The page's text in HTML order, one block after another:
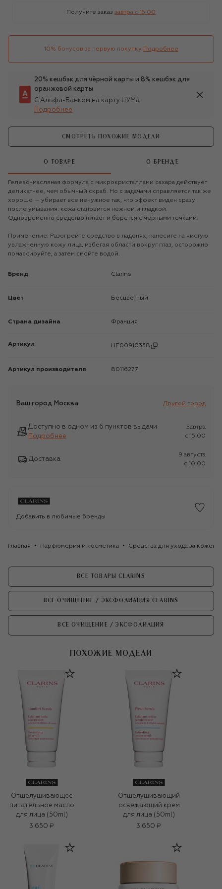
Получите заказ завтра c 15:00
10% бонусов за первую покупку Подробнее
20% кешбэк для чёрной карты и 8% кешбэк для
оранжевой карты
С Альфа-Банком на карту ЦУМа
Подробнее
СМОТРЕТЬ ПОХОЖИЕ МОДЕЛИ
О ТОВАРЕ О БРЕНДЕ
Гелево-масляная формула с микрокристаллами сахара действует
деликатнее, чем обычный скраб. Но с задачами справляется так же
хорошо — убирает все ненужное так, что эффект виден сразу
после умывания: кожа становится нежной и гладкой.
Одновременно средство питает и борется с черными точками.
Применение: Разогрейте средство в ладонях, нанесите на чистую
увлажненную кожу лица, избегая области вокруг глаз, осторожно
помассируйте, а затем смойте водой.
Бренд Clarins
Цвет Бесцветный
Страна дизайна Франция
Артикул HE00910338
Артикул производителя 80116277
Ваш город Москва Другой город
Доступно в одном из 6 пунктов выдачи
Подробнее
Завтра
c 15:00
Доставка
9 августа
c 10:00
Добавить в любимые бренды
Главная Парфюмерия и косметика Средства для ухода за кожей
ВСЕ ТОВАРЫ CLARINS
ВСЕ ОЧИЩЕНИЕ / ЭКСФОЛИАЦИЯ CLARINS
ВСЕ ОЧИЩЕНИЕ / ЭКСФОЛИАЦИЯ
ПОХОЖИЕ МОДЕЛИ
Отшелушивающее
питательное масло
для лица (50ml)
3 650 ₽
Отшелушивающий
освежающий крем
для лица (50ml)
3 650 ₽